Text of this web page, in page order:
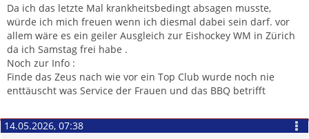
Da ich das letzte Mal krankheitsbedingt absagen musste,
würde ich mich freuen wenn ich diesmal dabei sein darf. vor
allem wäre es ein geiler Ausgleich zur Eishockey WM in Zürich
da ich Samstag frei habe .
Noch zur Info :
Finde das Zeus nach wie vor ein Top Club wurde noch nie
enttäuscht was Service der Frauen und das BBQ betrifft
14.05.2026, 07:38